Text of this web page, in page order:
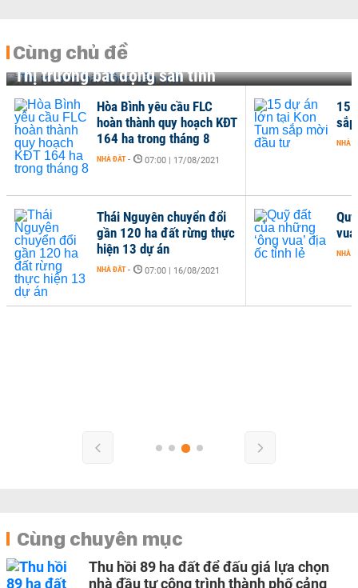
Cùng chủ đề
Thị trường bất động sản tỉnh
NHÀ
Hòa Bình yêu cầu FLC
hoàn thành quy hoạch KĐT
164 ha trong tháng 8
NHÀ ĐẤT - 07:00 | 17/08/2021
Thái Nguyên chuyển đổi
gần 120 ha đất rừng thực
hiện 13 dự án
NHÀ ĐẤT - 07:00 | 16/08/2021
15
NHÀ
Cùng chuyên mục
Thu hồi 89 ha đất để đấu giá lựa chọn
nhà đầu tư công trình thành phố cảng